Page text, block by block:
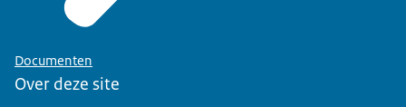
Documenten
Over deze site